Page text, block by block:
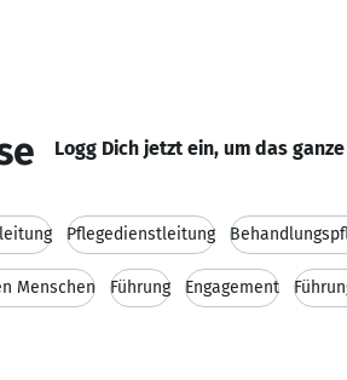
Logg Dich jetzt ein, um das
Pflegedienstleitung
Menschen Führung Engagement